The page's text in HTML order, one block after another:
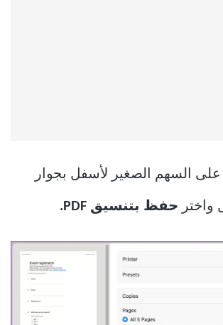
على السهم الصغير لأسفل بجوار
حفظ بتنسيق PDF.